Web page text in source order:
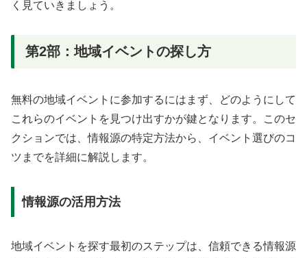
く見ていきましょう。
第2部：地域イベントの探し方
無料の地域イベントに参加するにはまず、どのようにして
これらのイベントを見つけ出すかが鍵となります。このセ
クションでは、情報源の特定方法から、イベント選びのコ
ツまでを詳細に解説します。
情報源の活用方法
地域イベントを探す最初のステップは、信頼できる情報源